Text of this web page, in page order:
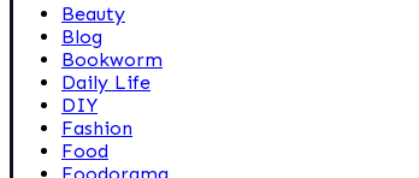
Beauty
Blog
Bookworm
Daily Life
DIY
Fashion
Food
Foodorama